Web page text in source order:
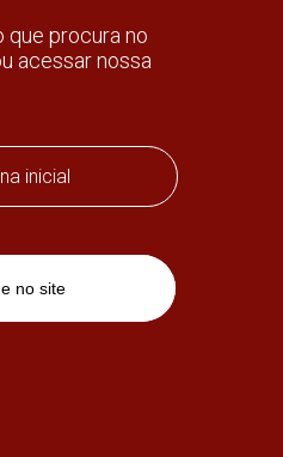
que procura no
acessar nossa
inicial